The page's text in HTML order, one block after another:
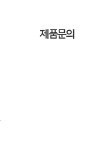
제품문의